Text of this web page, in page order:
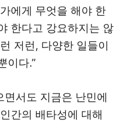
에게 무엇을 해야 한
한다고 강요하지는 않
저런, 다양한 일들이
이다.”
서도 지금은 난민에
간의 배타성에 대해